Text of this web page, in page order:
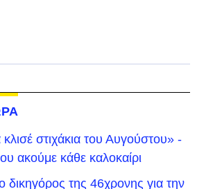
στιχάκια του Αυγούστου» -
ακούμε κάθε καλοκαίρι
δικηγόρος της 46χρονης για την